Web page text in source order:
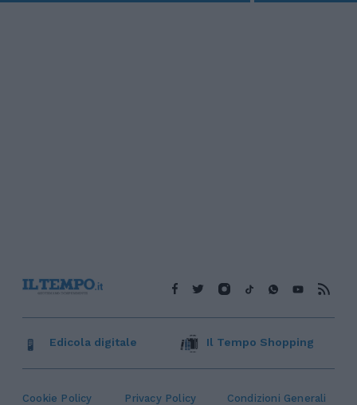
Cookie Policy Privacy Policy Condizioni Generali
Edicola digitale Il Tempo Shopping